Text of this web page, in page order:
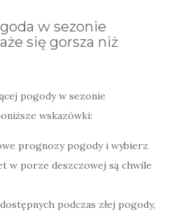
w sezonie
się gorsza niż
pogody w sezonie
wskazówki:
prognozy pogody i wybierz
w porze deszczowej są chwile
podczas złej pogody,